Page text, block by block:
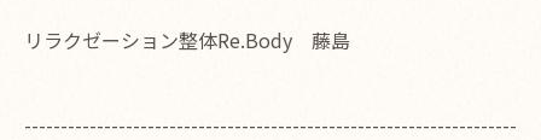
リラクゼーション整体Re.Body 藤島
--------------------------------------------------------------------